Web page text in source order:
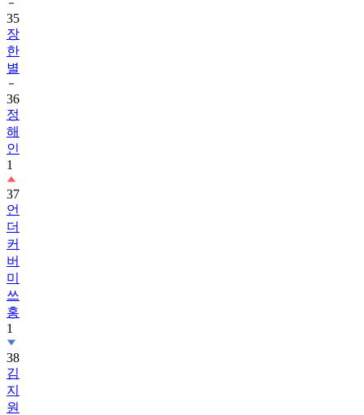
35
장
한
별
36
정
해
인
1
37
언
더
커
버
미
쓰
홍
1
38
김
지
원